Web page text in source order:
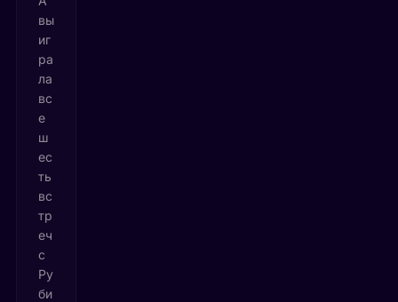
вы
иг
ра
ла
вс
е
ш
ес
ть
вс
тр
еч
с
Ру
би